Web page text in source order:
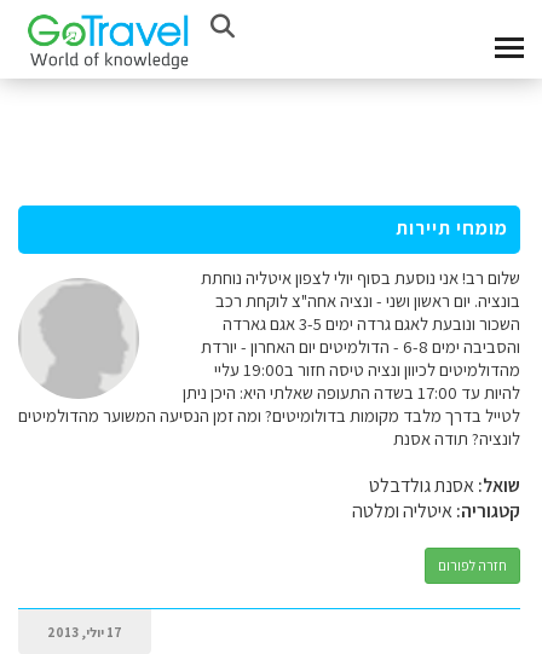
מומחי תיירות
שלום רב! אני נוסעת בסוף יולי לצפון איטליה נוחתת
בונציה. יום ראשון ושני - ונציה אחה"צ לוקחת רכב
השכור ונובעת לאגם גרדה ימים 3-5 אגם גארדה
והסביבה ימים 6-8 - הדולמיטים יום האחרון - יורדת
מהדולמיטים לכיוון ונציה טיסה חזור ב19:00 עליי
להיות עד 17:00 בשדה התעופה שאלתי היא: היכן ניתן
לטייל בדרך מלבד מקומות בדולומיטים? ומה זמן הנסיעה המשוער מהדולמיטים
לונציה? תודה אסנת
שואל:אסנת גולדבלט
קטגוריה:איטליה ומלטה
חזרה לפורום
17 יולי, 2013